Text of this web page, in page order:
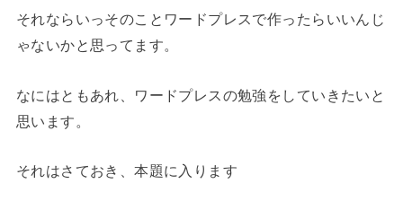
それならいっそのことワードプレスで作ったらいいんじ
ゃないかと思ってます。
なにはともあれ、ワードプレスの勉強をしていきたいと
思います。
それはさておき、本題に入ります